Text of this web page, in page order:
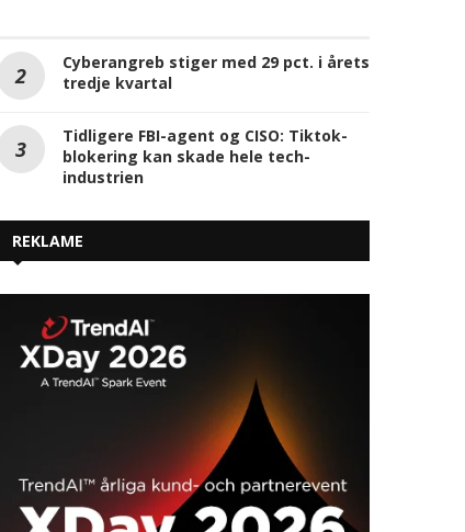
Cyberangreb stiger med 29 pct. i årets
tredje kvartal
Tidligere FBI-agent og CISO: Tiktok-
blokering kan skade hele tech-
industrien
REKLAME